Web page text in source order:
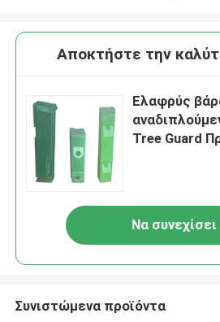
Αποκτήστε την
Ελαφρύς
Tree Guard
Να συνεχίσει
Συνιστώμενα προϊόντα